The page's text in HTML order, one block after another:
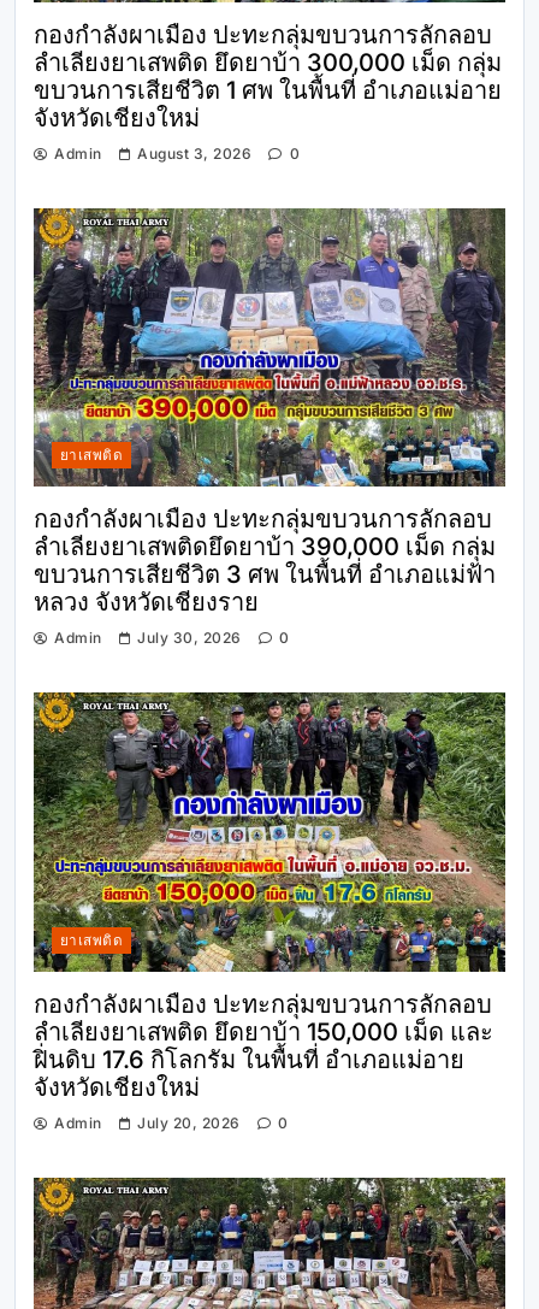
กองกำลังผาเมือง ปะทะกลุ่มขบวนการลักลอบ
ลำเลียงยาเสพติด ยึดยาบ้า 300,000 เม็ด กลุ่ม
ขบวนการเสียชีวิต 1 ศพ ในพื้นที่ อำเภอแม่อาย
จังหวัดเชียงใหม่
Admin August 3, 2026 0
ยาเสพติด
กองกำลังผาเมือง ปะทะกลุ่มขบวนการลักลอบ
ลำเลียงยาเสพติดยึดยาบ้า 390,000 เม็ด กลุ่ม
ขบวนการเสียชีวิต 3 ศพ ในพื้นที่ อำเภอแม่ฟ้า
หลวง จังหวัดเชียงราย
Admin July 30, 2026 0
ยาเสพติด
กองกำลังผาเมือง ปะทะกลุ่มขบวนการลักลอบ
ลำเลียงยาเสพติด ยึดยาบ้า 150,000 เม็ด และ
ฝิ่นดิบ 17.6 กิโลกรัม ในพื้นที่ อำเภอแม่อาย
จังหวัดเชียงใหม่
Admin July 20, 2026 0